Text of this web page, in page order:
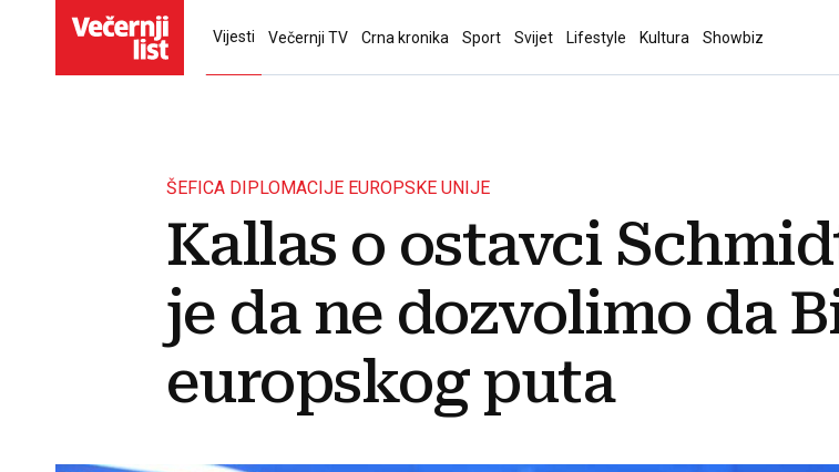
Vijesti Večernji TV Crna kronika Sport Svijet Lifestyle Kultura Showbiz
ŠEFICA DIPLOMACIJE EUROPSKE UNIJE
Kallas o ostavci
je da ne dozvolimo da
europskog puta